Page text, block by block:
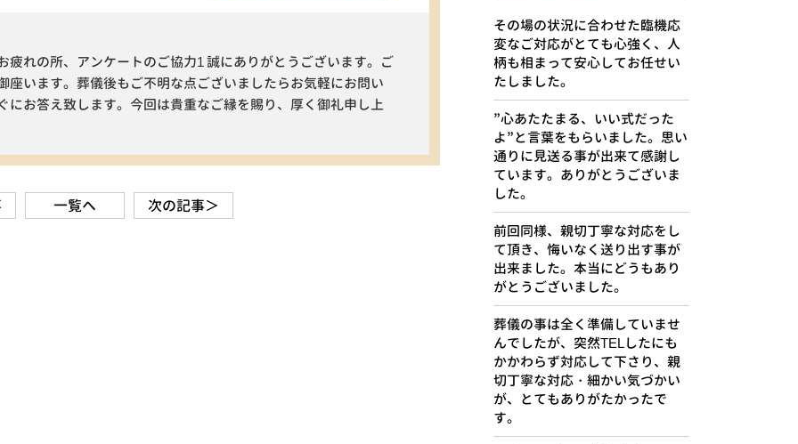
疲れの所、アンケートのご協力1 誠にありがとうございます。ご
座います。葬儀後もご不明な点ございましたらお気軽にお問い
にお答え致します。今回は貴重なご縁を賜り、厚く御礼申し上
一覧へ 次の記事＞
その場の状況に合わせた臨機応
変なご対応がとても心強く、人
柄も相まって安心してお任せい
たしました。
”心あたたまる、いい式だった
よ”と言葉をもらいました。思い
通りに見送る事が出来て感謝し
ています。ありがとうございま
した。
前回同様、親切丁寧な対応をし
て頂き、悔いなく送り出す事が
出来ました。本当にどうもあり
がとうございました。
葬儀の事は全く準備していませ
んでしたが、突然TELしたにも
かかわらず対応して下さり、親
切丁寧な対応・細かい気づかい
が、とてもありがたかったで
す。